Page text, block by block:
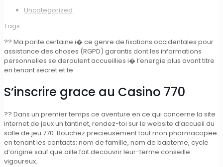
Uncategorized
Tags
?? Ma parite certaine i� ce genre de fixations occidentales pour
assistance des choses (RGPD) garantis dont les informations
personnelles se deroulent accueillies i� l’energie plus avant titre
en tenant secret et te.
S’inscrire grace au Casino 770
?? Dans un premier temps ce aventure en ce qui concerne la site
internet de jeux un tantinet, rendez-toi sur le website d’accueil du
salle de jeu 770. Bouchez precieusement tout mon pharmacopee
en tenant les contacts: nom de famille, nom de bapteme, cycle
d’origine sauf que aille fait decouvrir leur-terme conseille
vigoureux.